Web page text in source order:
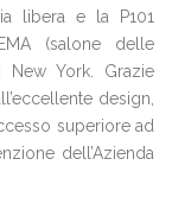
libera e la P101
(salone delle
New York. Grazie
design,
superiore ad
dell’Azienda